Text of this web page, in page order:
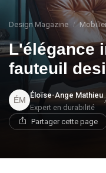
Design Magazine
L'élégance
fauteuil
Éloïse-Ange Mathieu
Expert en durabilité
Partager cette page